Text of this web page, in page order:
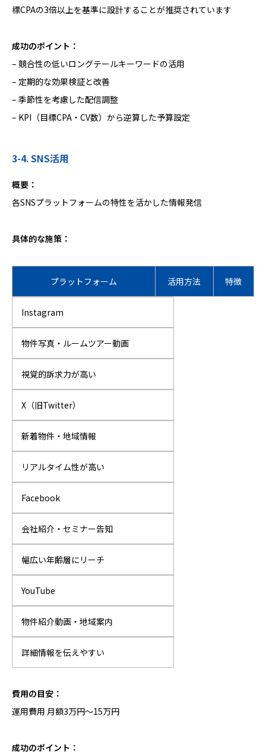
標CPAの3倍以上を基準に設計することが推奨されています
成功のポイント：
– 競合性の低いロングテールキーワードの活用
– 定期的な効果検証と改善
– 季節性を考慮した配信調整
– KPI（目標CPA・CV数）から逆算した予算設定
3-4. SNS活用
概要：
各SNSプラットフォームの特性を活かした情報発信
具体的な施策：
プラットフォーム 活用方法 特徴
Instagram
物件写真・ルームツアー動画
視覚的訴求力が高い
X（旧Twitter）
新着物件・地域情報
リアルタイム性が高い
Facebook
会社紹介・セミナー告知
幅広い年齢層にリーチ
YouTube
物件紹介動画・地域案内
詳細情報を伝えやすい
費用の目安：
運用費用 月額3万円〜15万円
成功のポイント：